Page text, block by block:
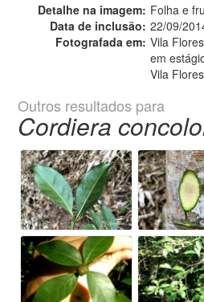
Detalhe na imagem: Folha e
Data de inclusão: 22/09/
Fotografada em: Vila
em
Vila
Outros resultados para
Cordiera